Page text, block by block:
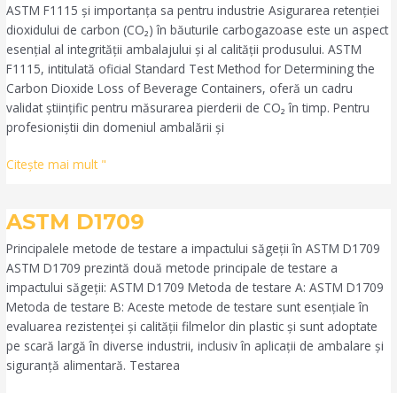
ASTM F1115 și importanța sa pentru industrie Asigurarea retenției
dioxidului de carbon (CO₂) în băuturile carbogazoase este un aspect
esențial al integrității ambalajului și al calității produsului. ASTM
F1115, intitulată oficial Standard Test Method for Determining the
Carbon Dioxide Loss of Beverage Containers, oferă un cadru
validat științific pentru măsurarea pierderii de CO₂ în timp. Pentru
profesioniștii din domeniul ambalării și
Citeşte mai mult "
ASTM D1709
Principalele metode de testare a impactului săgeții în ASTM D1709
ASTM D1709 prezintă două metode principale de testare a
impactului săgeții: ASTM D1709 Metoda de testare A: ASTM D1709
Metoda de testare B: Aceste metode de testare sunt esențiale în
evaluarea rezistenței și calității filmelor din plastic și sunt adoptate
pe scară largă în diverse industrii, inclusiv în aplicații de ambalare și
siguranță alimentară. Testarea
ASTM